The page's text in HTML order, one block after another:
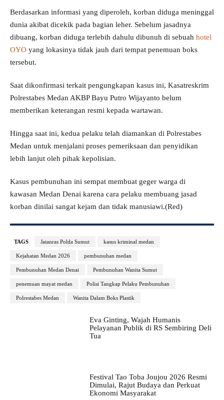
Berdasarkan informasi yang diperoleh, korban diduga meninggal
dunia akibat dicekik pada bagian leher. Sebelum jasadnya
dibuang, korban diduga terlebih dahulu dibunuh di sebuah hotel
OYO yang lokasinya tidak jauh dari tempat penemuan boks
tersebut.
Saat dikonfirmasi terkait pengungkapan kasus ini, Kasatreskrim
Polrestabes Medan AKBP Bayu Putro Wijayanto belum
memberikan keterangan resmi kepada wartawan.
Hingga saat ini, kedua pelaku telah diamankan di Polrestabes
Medan untuk menjalani proses pemeriksaan dan penyidikan
lebih lanjut oleh pihak kepolisian.
Kasus pembunuhan ini sempat membuat geger warga di
kawasan Medan Denai karena cara pelaku membuang jasad
korban dinilai sangat kejam dan tidak manusiawi.(Red)
TAGS Jatanras Polda Sumut kasus kriminal medan
Kejahatan Medan 2026 pembunuhan medan
Pembunuhan Medan Denai Pembunuhan Wanita Sumut
penemuan mayat medan Polisi Tangkap Pelaku Pembunuhan
Polrestabes Medan Wanita Dalam Boks Plastik
Eva Ginting, Wajah Humanis
Pelayanan Publik di RS Sembiring Deli
Tua
Festival Tao Toba Joujou 2026 Resmi
Dimulai, Rajut Budaya dan Perkuat
Ekonomi Masyarakat